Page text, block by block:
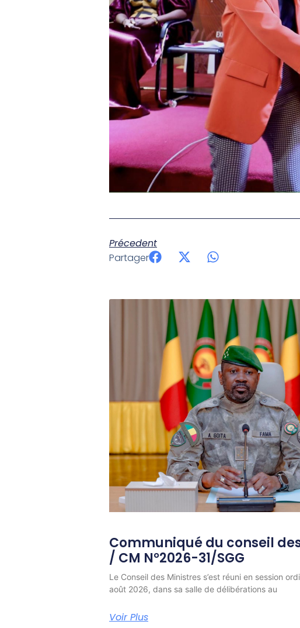
Précedent
Partager
Communiqué du conseil
/ CM N°2026-31/SGG
Le Conseil des Ministres s’est réuni en session
août 2026, dans sa salle de délibérations au
Voir Plus